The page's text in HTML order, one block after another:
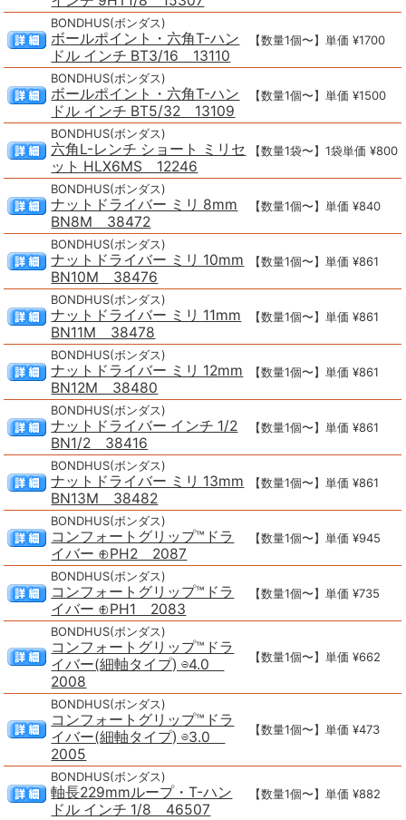
BONDHUS(ボンダス)
ボールポイント・六角T-ハン
ドル インチ BT3/16 13110
【数量1個〜】単価 ¥1700
BONDHUS(ボンダス)
ボールポイント・六角T-ハン
ドル インチ BT5/32 13109
【数量1個〜】単価 ¥1500
BONDHUS(ボンダス)
六角L-レンチ ショート ミリセ
ット HLX6MS 12246
【数量1袋〜】1袋単価 ¥800
BONDHUS(ボンダス)
ナットドライバー ミリ 8mm
BN8M 38472
【数量1個〜】単価 ¥840
BONDHUS(ボンダス)
ナットドライバー ミリ 10mm
BN10M 38476
【数量1個〜】単価 ¥861
BONDHUS(ボンダス)
ナットドライバー ミリ 11mm
BN11M 38478
【数量1個〜】単価 ¥861
BONDHUS(ボンダス)
ナットドライバー ミリ 12mm
BN12M 38480
【数量1個〜】単価 ¥861
BONDHUS(ボンダス)
ナットドライバー インチ 1/2
BN1/2 38416
【数量1個〜】単価 ¥861
BONDHUS(ボンダス)
ナットドライバー ミリ 13mm
BN13M 38482
【数量1個〜】単価 ¥861
BONDHUS(ボンダス)
コンフォートグリップ™ドラ
イバー ⊕PH2 2087
【数量1個〜】単価 ¥945
BONDHUS(ボンダス)
コンフォートグリップ™ドラ
イバー ⊕PH1 2083
【数量1個〜】単価 ¥735
BONDHUS(ボンダス)
コンフォートグリップ™ドラ
イバー(細軸タイプ) ⊖4.0
2008
【数量1個〜】単価 ¥662
BONDHUS(ボンダス)
コンフォートグリップ™ドラ
イバー(細軸タイプ) ⊖3.0
2005
【数量1個〜】単価 ¥473
BONDHUS(ボンダス)
軸長229mmループ・T-ハン
ドル インチ 1/8 46507
【数量1個〜】単価 ¥882